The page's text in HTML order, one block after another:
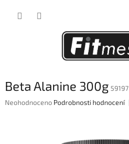
Beta Alanine 300g 59197
Průměrné
Neohodnoceno Podrobnosti hodnocení